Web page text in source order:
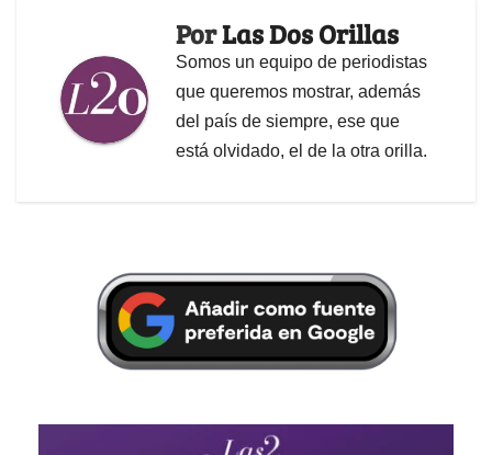
PorLas Dos Orillas
Somos un equipo de periodistas
que queremos mostrar, además
del país de siempre, ese que
está olvidado, el de la otra orilla.